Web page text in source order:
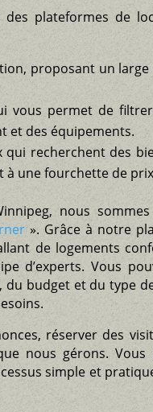
plateformes de
proposant un large
vous permet de
et des équipements.
qui recherchent des
une fourchette de
nous
». Grâce à notre
de logements
d’experts. Vous
du budget et du type
réserver des
nous gérons. Vous
simple et